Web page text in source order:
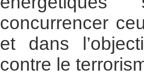
concurrencer
et dans
contre le